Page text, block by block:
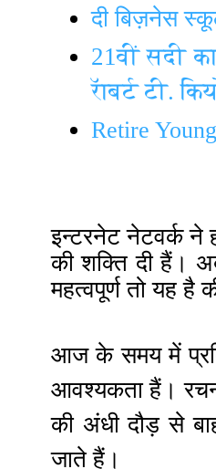
दी बिज़नेस
21वीं सदी
रॅाबर्ट टी.
Retire
इन्टरनेट नेटवर्क ने
की शक्ति दी हैं।
महत्वपूर्ण तो यह
आज के समय में
आवश्यकता हैं ।
की अंधी दौड़ से
जाते हैं ।